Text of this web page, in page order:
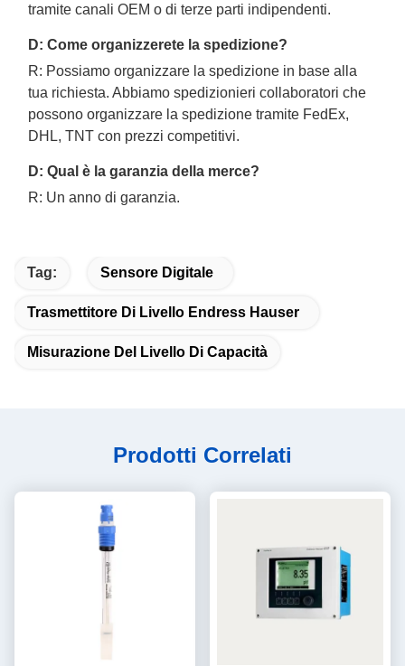
tramite canali OEM o di terze parti indipendenti.
D: Come organizzerete la spedizione?
R: Possiamo organizzare la spedizione in base alla
tua richiesta. Abbiamo spedizionieri collaboratori che
possono organizzare la spedizione tramite FedEx,
DHL, TNT con prezzi competitivi.
D: Qual è la garanzia della merce?
R: Un anno di garanzia.
Tag: Sensore Digitale
Trasmettitore Di Livello Endress Hauser
Misurazione Del Livello Di Capacità
Prodotti Correlati